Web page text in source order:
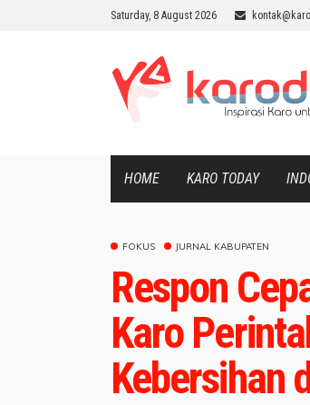
Saturday, 8 August 2026
HOME KARO TODAY
FOKUS JURNAL KABUPATEN
Respon
Karo
Kebersihan